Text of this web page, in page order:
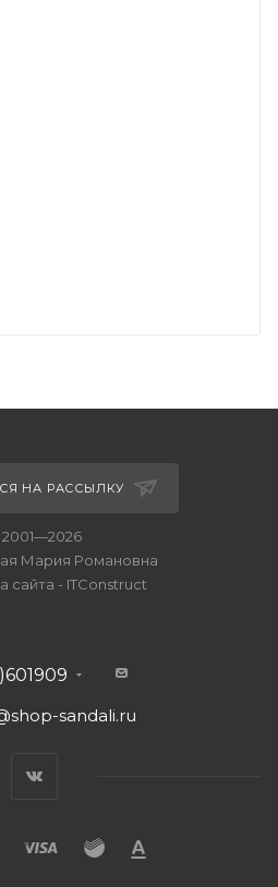
НА РАССЫЛКУ
Мария Романовна
сайта - ITConstruct
sandali.ru